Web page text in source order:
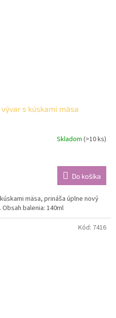
vývar s kúskami mäsa
Skladom (>10 ks)
Do košíka
mäsa, prináša úplne nový
balenia: 140ml
Kód: 7416